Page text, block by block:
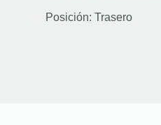
Posición: Trasero